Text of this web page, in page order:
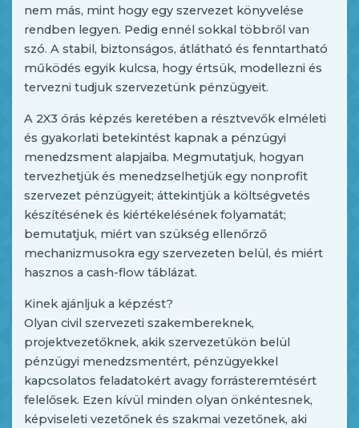
nem más, mint hogy egy szervezet könyvelése
rendben legyen. Pedig ennél sokkal többről van
szó. A stabil, biztonságos, átlátható és fenntartható
működés egyik kulcsa, hogy értsük, modellezni és
tervezni tudjuk szervezetünk pénzügyeit.
A 2X3 órás képzés keretében a résztvevők elméleti
és gyakorlati betekintést kapnak a pénzügyi
menedzsment alapjaiba. Megmutatjuk, hogyan
tervezhetjük és menedzselhetjük egy nonprofit
szervezet pénzügyeit; áttekintjük a költségvetés
készítésének és kiértékelésének folyamatát;
bemutatjuk, miért van szükség ellenőrző
mechanizmusokra egy szervezeten belül, és miért
hasznos a cash-flow táblázat.
Kinek ajánljuk a képzést?
Olyan civil szervezeti szakembereknek,
projektvezetőknek, akik szervezetükön belül
pénzügyi menedzsmentért, pénzügyekkel
kapcsolatos feladatokért avagy forrásteremtésért
felelősek. Ezen kívül minden olyan önkéntesnek,
képviseleti vezetőnek és szakmai vezetőnek, aki